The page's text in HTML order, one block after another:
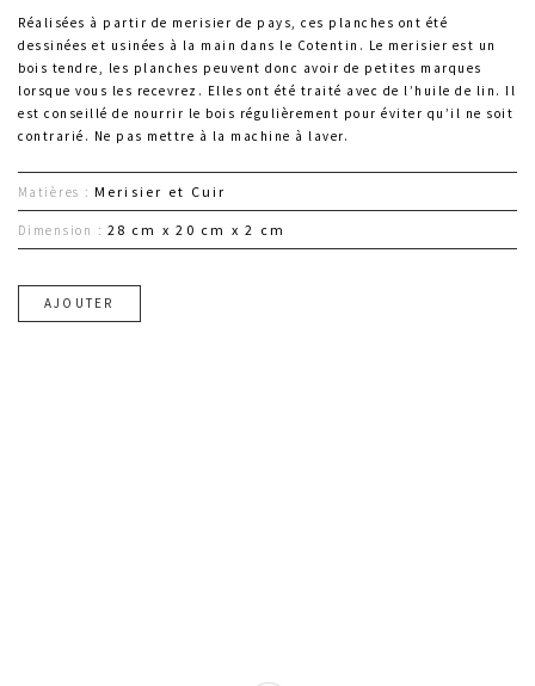
Réalisées à partir de merisier de pays, ces planches ont été
dessinées et usinées à la main dans le Cotentin. Le merisier est un
bois tendre, les planches peuvent donc avoir de petites marques
lorsque vous les recevrez. Elles ont été traité avec de l’huile de lin. Il
est conseillé de nourrir le bois régulièrement pour éviter qu’il ne soit
contrarié. Ne pas mettre à la machine à laver.
Matières : Merisier et Cuir
Dimension : 28 cm x 20 cm x 2 cm
AJOUTER